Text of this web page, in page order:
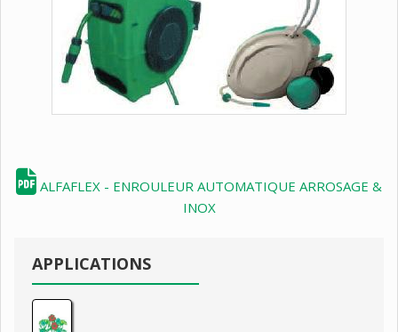
ALFAFLEX - ENROULEUR AUTOMATIQUE ARROSAGE &
INOX
APPLICATIONS